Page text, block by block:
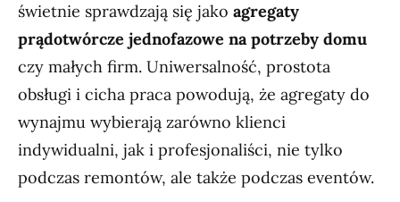
świetnie sprawdzają się jako agregaty
prądotwórcze jednofazowe na potrzeby domu
czy małych firm. Uniwersalność, prostota
obsługi i cicha praca powodują, że agregaty do
wynajmu wybierają zarówno klienci
indywidualni, jak i profesjonaliści, nie tylko
podczas remontów, ale także podczas eventów.